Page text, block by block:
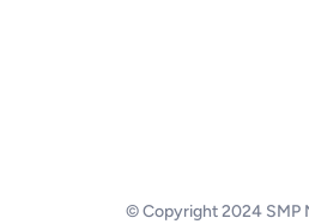
© Copyright 2024 SMP